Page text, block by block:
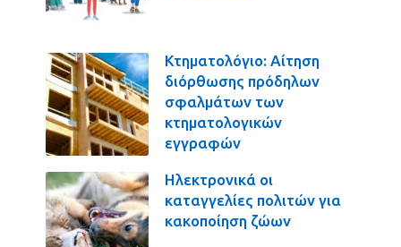
Κτηματολόγιο: Αίτηση
διόρθωσης πρόδηλων
σφαλμάτων των
κτηματολογικών
εγγραφών
Ηλεκτρονικά οι
καταγγελίες πολιτών για
κακοποίηση ζώων